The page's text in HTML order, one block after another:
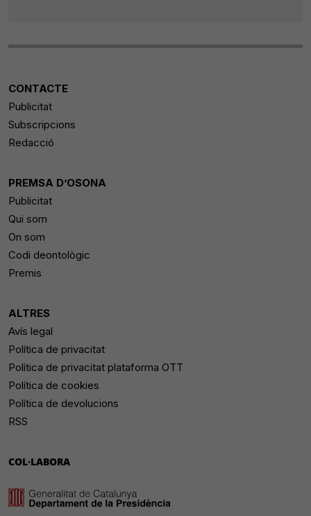
CONTACTE
Publicitat
Subscripcions
Redacció
PREMSA D’OSONA
Publicitat
Qui som
On som
Codi deontològic
Premis
ALTRES
Avís legal
Política de privacitat
Política de privacitat plataforma OTT
Política de cookies
Política de devolucions
RSS
COL·LABORA